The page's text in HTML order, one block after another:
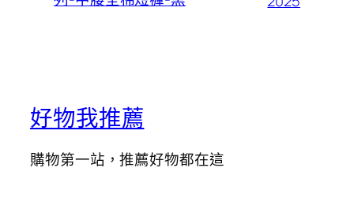
好物我推薦
購物第一站，推薦好物都在這